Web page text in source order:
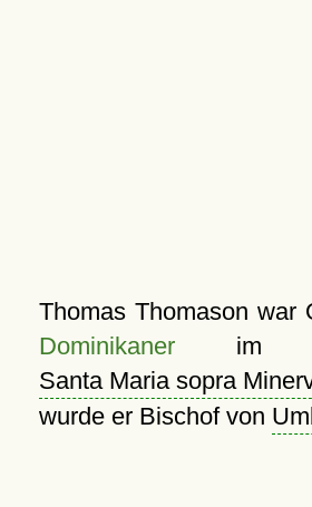
Thomas Thomason war
Dominikanerim
Santa Maria sopra
wurde er Bischof von